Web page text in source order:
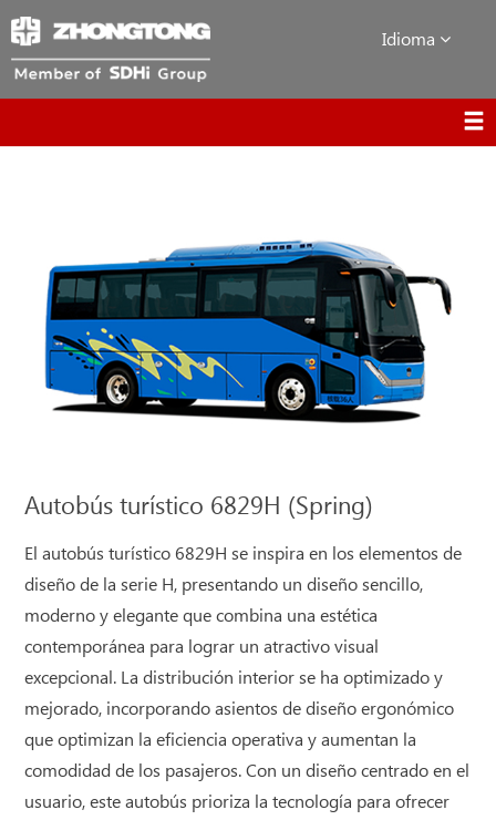
Idioma
Autobús turístico 6829H (Spring)
El autobús turístico 6829H se inspira en los elementos de
diseño de la serie H, presentando un diseño sencillo,
moderno y elegante que combina una estética
contemporánea para lograr un atractivo visual
excepcional. La distribución interior se ha optimizado y
mejorado, incorporando asientos de diseño ergonómico
que optimizan la eficiencia operativa y aumentan la
comodidad de los pasajeros. Con un diseño centrado en el
usuario, este autobús prioriza la tecnología para ofrecer